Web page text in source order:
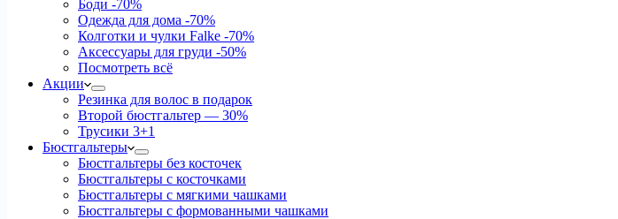
Боди -70%
Одежда для дома -70%
Колготки и чулки Falke -70%
Аксессуары для груди -50%
Посмотреть всё
Акции
Резинка для волос в подарок
Второй бюстгальтер — 30%
Трусики 3+1
Бюстгальтеры
Бюстгальтеры без косточек
Бюстгальтеры с косточками
Бюстгальтеры с мягкими чашками
Бюстгальтеры с формованными чашками